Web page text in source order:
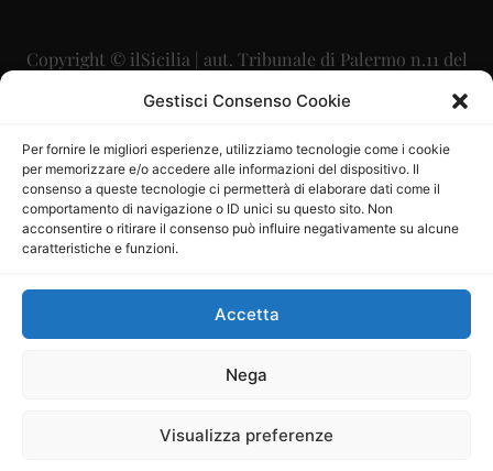
Gestisci Consenso Cookie
Per fornire le migliori esperienze, utilizziamo tecnologie come i cookie
per memorizzare e/o accedere alle informazioni del dispositivo. Il
consenso a queste tecnologie ci permetterà di elaborare dati come il
comportamento di navigazione o ID unici su questo sito. Non
acconsentire o ritirare il consenso può influire negativamente su alcune
caratteristiche e funzioni.
Accetta
Nega
Visualizza preferenze
Copyright © ilSicilia | aut. Tribunale di Palermo n.11 del
29/09/2015
Direttore Editoriale: Maurizio Scaglione
Direttore Responsabile: Maria Calabrese
P.IVA: 06334930820
Mercurio Comunicazione Società Cooperativa a r.l. è
iscritta al Registro degli Operatori di Comunicazione al
Sito gestito daLa Digitale srl–info@ladigitale.it